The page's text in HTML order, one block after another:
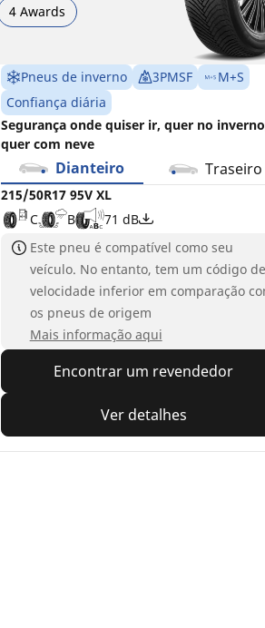
4 Awards
Pneus de inverno 3PMSF
M+S
Confiança diária
Segurança onde quiser ir, quer no
quer com neve
Dianteiro Traseiro
215/50R17 95V XL
C
B 71 dB
Este pneu é compatível como seu
veículo. No entanto, tem um código de
velocidade inferior em comparação
os pneus de origem
Mais informação aqui
Encontrar um revendedor
Ver detalhes